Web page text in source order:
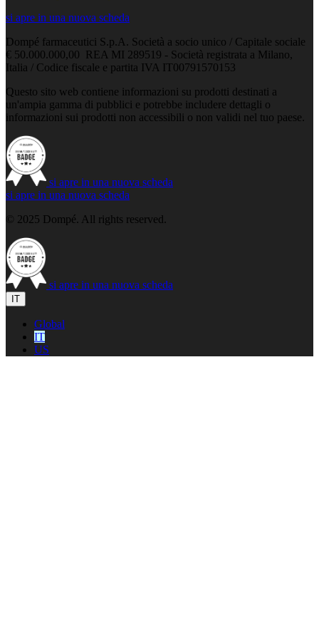
si apre in una nuova scheda
Dompé farmaceutici S.p.A. Società a socio unico / Capitale sociale
€ 50.000.000,00 REA MI 289519 - Società registrata a Milano,
Italia / Codice fiscale e partita IVA IT00791570153
Questo sito web contiene informazioni su prodotti destinati a
un'ampia gamma di pubblici e potrebbe includere dettagli o
informazioni sui prodotti non accessibili o non validi nel tuo paese.
si apre in una nuova scheda
si apre in una nuova scheda
© 2025 Dompé. All rights reserved.
si apre in una nuova scheda
IT
Global
IT
US